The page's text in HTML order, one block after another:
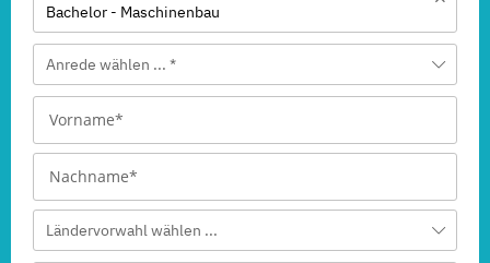
Bachelor - Maschinenbau
Anrede wählen ... *
Ländervorwahl wählen ...